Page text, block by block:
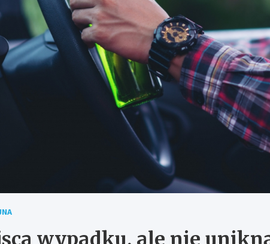
wypadku, ale nie